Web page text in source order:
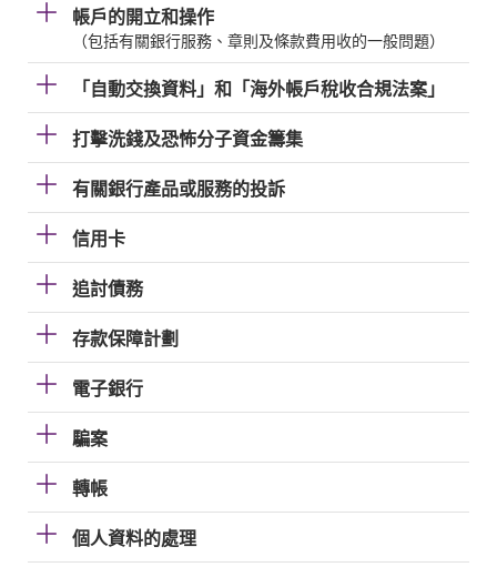
帳戶的開立和操作
（包括有關銀行服務、章則及條款費用收的一般問題）
「自動交換資料」和「海外帳戶稅收合規法案」
打擊洗錢及恐怖分子資金籌集
有關銀行產品或服務的投訴
信用卡
追討債務
存款保障計劃
電子銀行
騙案
轉帳
個人資料的處理